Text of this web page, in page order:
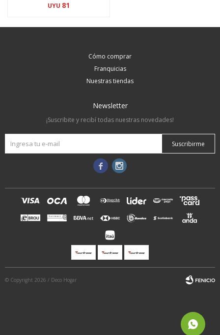
UYU 81
Cómo comprar
Franquicias
Nuestras tiendas
Newsletter
¡Suscribite y recibí todas nuestras novedades!
Suscribirme
 
© Copyright 2026 / Deco Hogar